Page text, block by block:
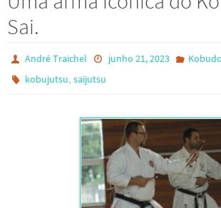
Sai.
André Traichel junho 21, 2023
Kobudo
kobujutsu,saijutsu